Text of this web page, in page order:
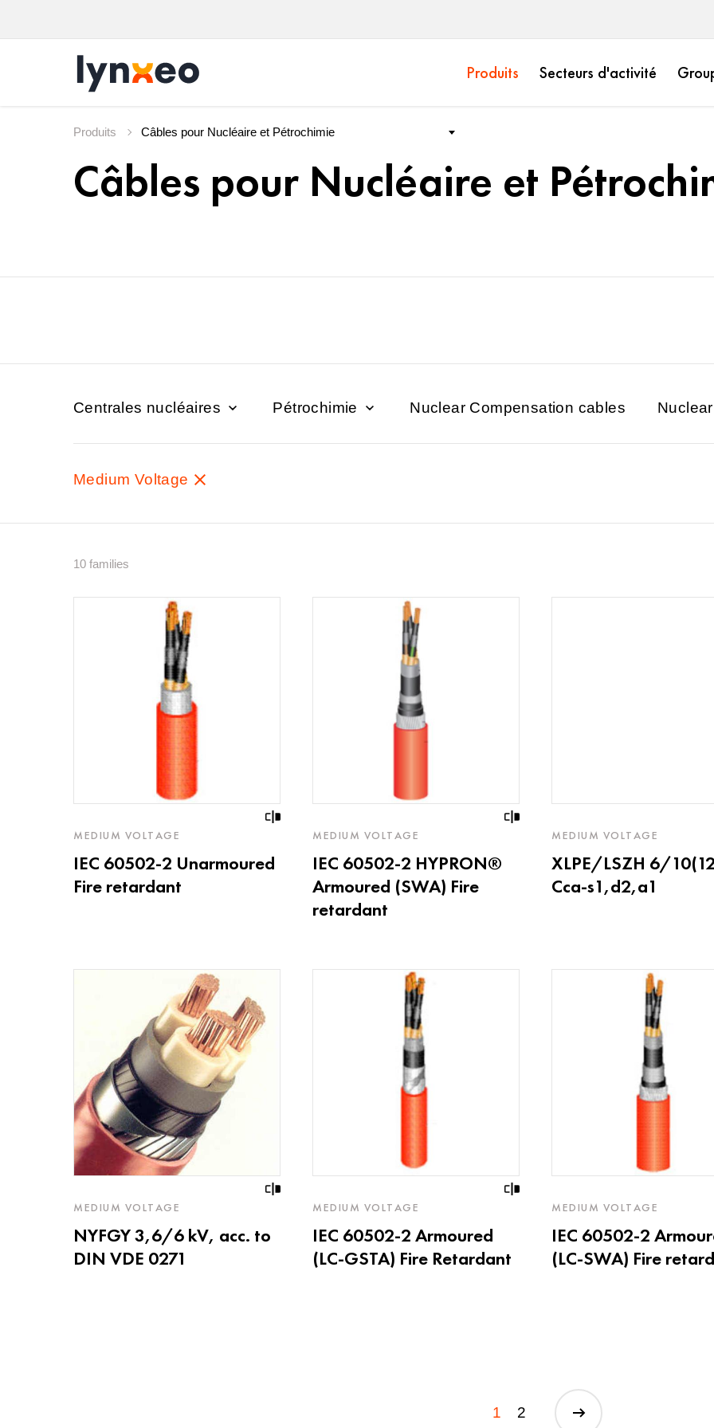
Produits Secteurs d'activité
Produits
Câbles pour Nucléaire et
Centrales nucléaires Pétrochimie Nuclear Compensation cables
Medium Voltage
10 families
MEDIUM VOLTAGE
IEC 60502-2 Unarmoured
Fire retardant
MEDIUM VOLTAGE
IEC 60502-2 HYPRON®
Armoured (SWA) Fire
retardant
MEDIUM VOLTAGE
XLPE/LSZH 6/
Cca-s1,d2,a1
MEDIUM VOLTAGE
NYFGY 3,6/6 kV, acc. to
DIN VDE 0271
MEDIUM VOLTAGE
IEC 60502-2 Armoured
(LC-GSTA) Fire Retardant
MEDIUM VOLTAGE
IEC 60502-2
(LC-SWA) Fire
1 2